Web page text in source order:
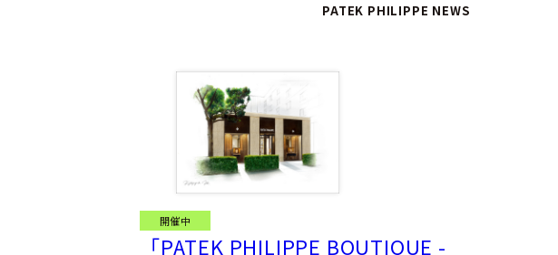
PATEK PHILIPPE NEWS
開催中
「PATEK PHILIPPE BOUTIQUE -